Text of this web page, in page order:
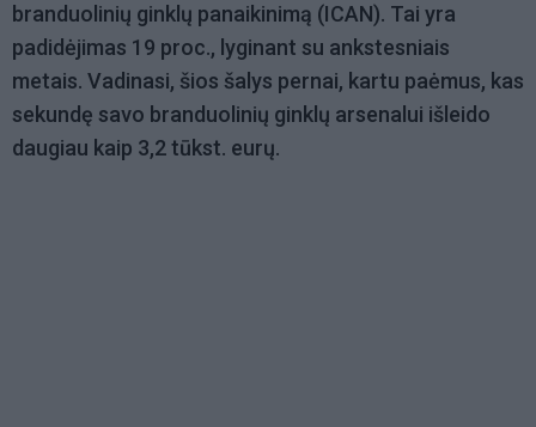
branduolinių ginklų panaikinimą (ICAN). Tai yra
padidėjimas 19 proc., lyginant su ankstesniais
metais. Vadinasi, šios šalys pernai, kartu paėmus, kas
sekundę savo branduolinių ginklų arsenalui išleido
daugiau kaip 3,2 tūkst. eurų.